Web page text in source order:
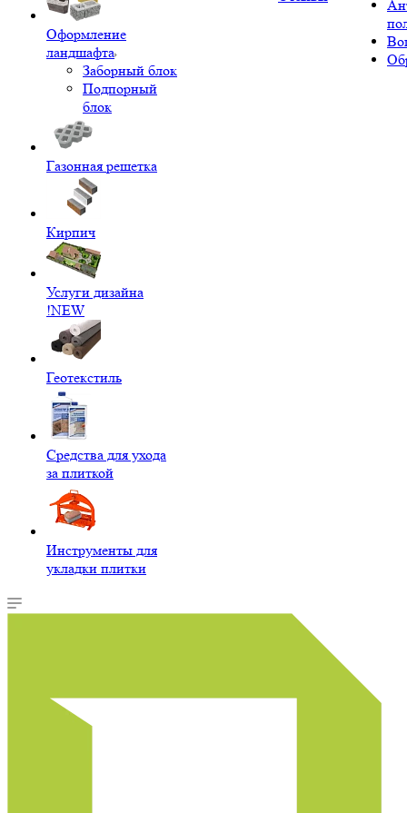
Оформление
ландшафта
Заборный блок
Подпорный
блок
Газонная решетка
Кирпич
Услуги дизайна
!NEW
Геотекстиль
Средства для ухода
за плиткой
Инструменты для
укладки плитки